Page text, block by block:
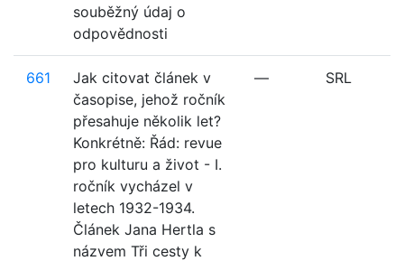
souběžný údaj o
odpovědnosti
661
Jak citovat článek v
časopise, jehož ročník
přesahuje několik let?
Konkrétně: Řád: revue
pro kulturu a život - I.
ročník vycházel v
letech 1932-1934.
Článek Jana Hertla s
názvem Tři cesty k
— SRL